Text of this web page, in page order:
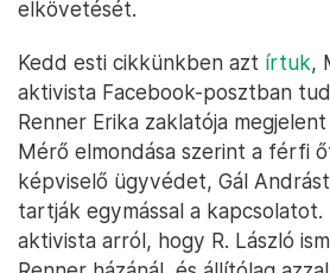
elkövetését.
Kedd esti cikkünkben azt írtuk,
aktivista Facebook-posztban
Renner Erika zaklatója
Mérő elmondása szerint a férfi
képviselő ügyvédet, Gál
tartják egymással a
aktivista arról, hogy R. László